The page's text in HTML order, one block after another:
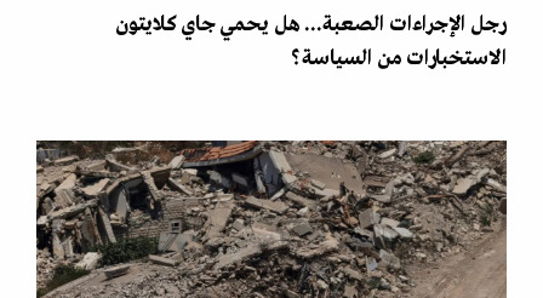
رجل الإجراءات الصعبة... هل يحمي جاي كلايتون
الاستخبارات من السياسة؟